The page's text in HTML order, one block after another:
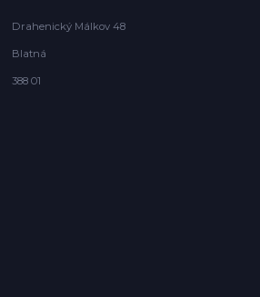
Drahenický Málkov 48
Blatná
388 01